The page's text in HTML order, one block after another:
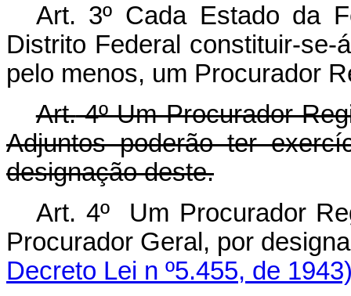
Art. 3º Cada Estado da
Distrito Federal constituir-
pelo menos, um Procurador
Art.4º Um Procurador
Adjuntos poderão ter
designação deste.
Art. 4º Um Procurador
Procurador Geral, por
Decreto Lei n º5.455, de